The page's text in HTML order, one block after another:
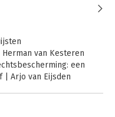
van Kesteren
een
| Arjo van Eijsden